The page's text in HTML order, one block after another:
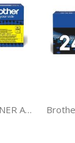
Brother TN248Y TONER AMARILLO